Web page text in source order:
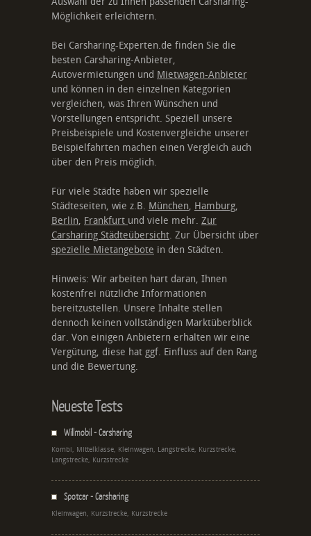
Möglichkeit erleichtern.
Bei Carsharing-Experten.de finden Sie die
besten Carsharing-Anbieter,
Autovermietungen und Mietwagen-Anbieter
und können in den einzelnen Kategorien
vergleichen, was Ihren Wünschen und
Vorstellungen entspricht. Speziell unsere
Preisbeispiele und Kostenvergleiche unserer
Beispielfahrten machen einen Vergleich auch
über den Preis möglich.
Für viele Städte haben wir spezielle
Städteseiten, wie z.B. München, Hamburg,
Berlin, Frankfurt und viele mehr. Zur
Carsharing Städteübersicht. Zur Übersicht über
spezielle Mietangebote in den Städten.
Hinweis: Wir arbeiten hart daran, Ihnen
kostenfrei nützliche Informationen
bereitzustellen. Unsere Inhalte stellen
dennoch keinen vollständigen Marktüberblick
dar. Von einigen Anbietern erhalten wir eine
Vergütung, diese hat ggf. Einfluss auf den Rang
und die Bewertung.
Neueste Tests
Willmobil - Carsharing
Kombi, Mittelklasse, Kleinwagen, Langstrecke, Kurzstrecke,
Langstrecke, Kurzstrecke
Spotcar - Carsharing
Kleinwagen, Kurzstrecke, Kurzstrecke